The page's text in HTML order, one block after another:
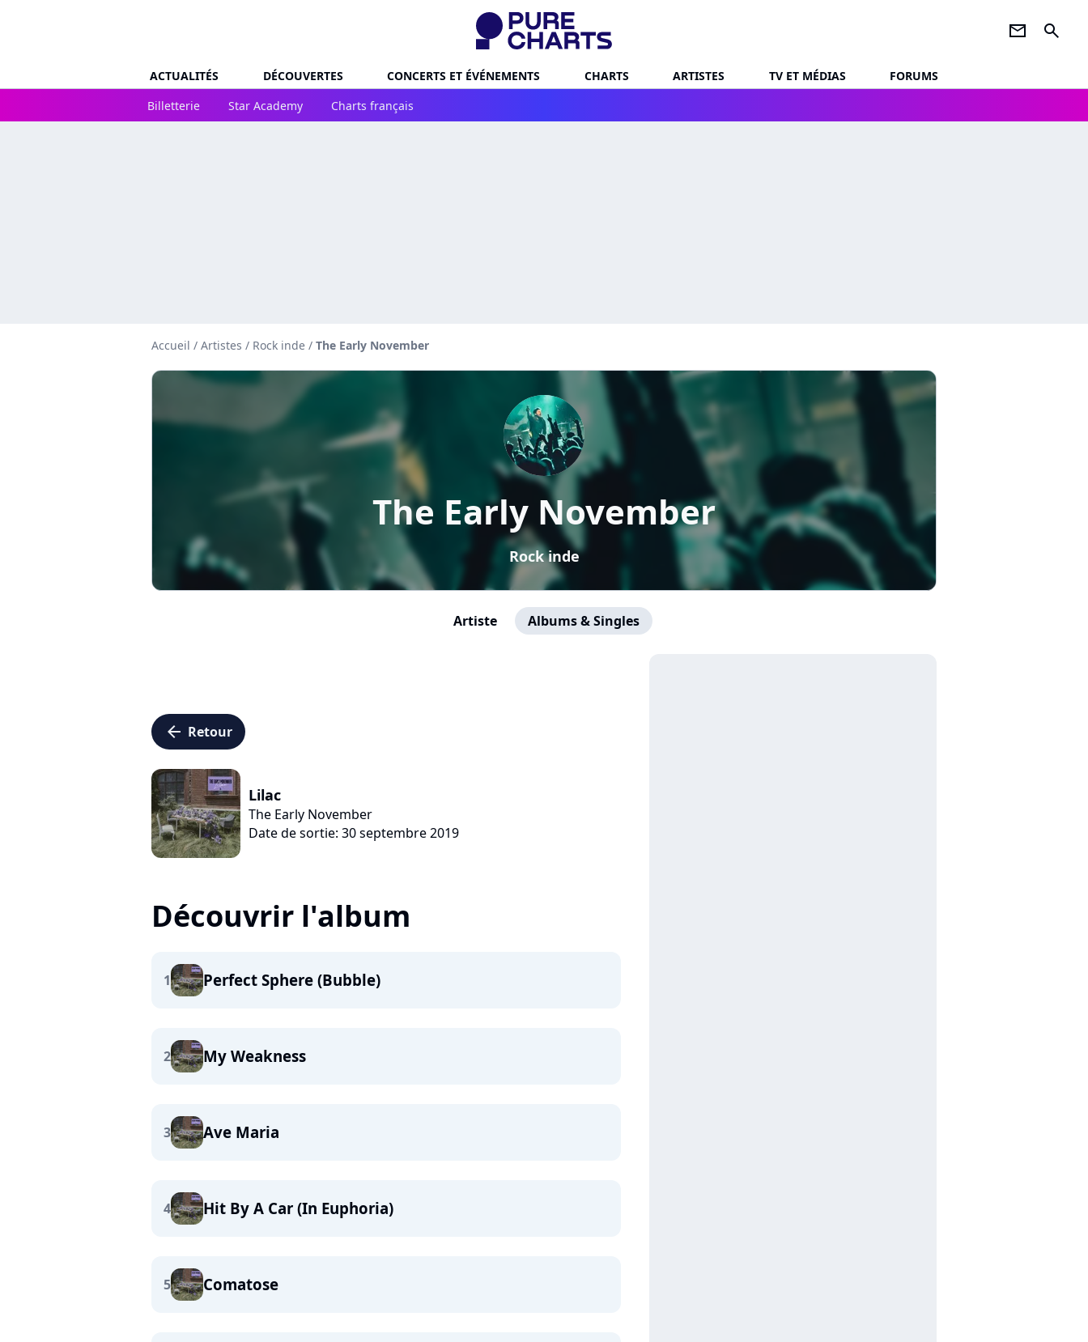
newsletter search
ACTUALITÉS DÉCOUVERTES CONCERTS ET ÉVÉNEMENTS CHARTS ARTISTES TV ET MÉDIAS
FORUMS
Billetterie
Star Academy Charts français
Accueil / Artistes / Rock inde / The Early November
The Early November
Rock inde
Artiste Albums & Singles
arrow_left Retour
Lilac
The Early November
Date de sortie: 30 septembre 2019
Découvrir l'album
1 Perfect Sphere (Bubble)
2 My Weakness
3 Ave Maria
4 Hit By A Car (In Euphoria)
5 Comatose